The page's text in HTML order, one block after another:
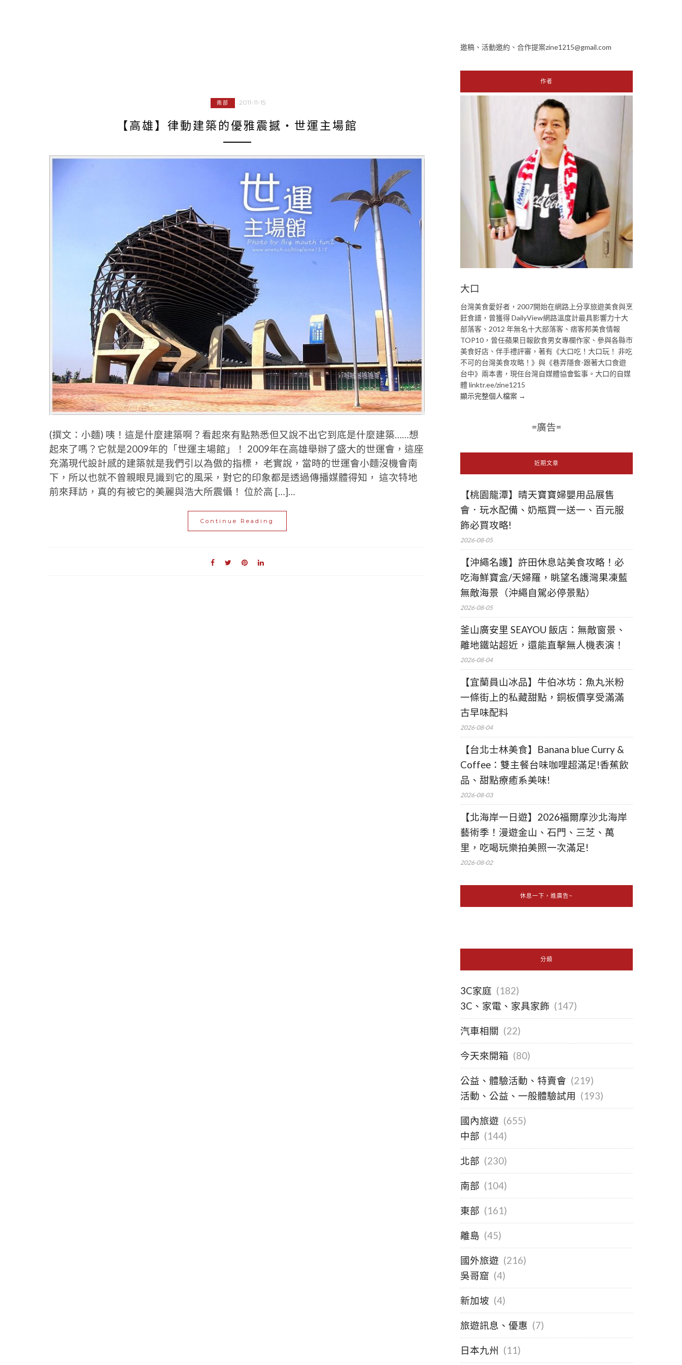
南部 2011-11-15
【高雄】律動建築的優雅震撼‧世運主場館
(撰文：小麵) 咦！這是什麼建築啊？看起來有點熟悉但又說不出它到底是什麼建築……想
起來了嗎？它就是2009年的「世運主場館」！ 2009年在高雄舉辦了盛大的世運會，這座
充滿現代設計感的建築就是我們引以為傲的指標， 老實說，當時的世運會小麵沒機會南
下，所以也就不曾親眼見識到它的風采，對它的印象都是透過傳播媒體得知， 這次特地
前來拜訪，真的有被它的美麗與浩大所震懾！ 位於高 […]…
Continue Reading
邀稿、活動邀約、合作提案zine1215@gmail.com
作者
大口
台灣美食愛好者，2007開始在網路上分享旅遊美食與烹
飪食譜，曾獲得 DailyView網路溫度計最具影響力十大
部落客、2012 年無名十大部落客、痞客邦美食情報
TOP10，曾任蘋果日報飲食男女專欄作家、參與各縣市
美食好店、伴手禮評審，著有《大口吃！大口玩！ 非吃
不可的台灣美食攻略！》與《巷弄隱食-跟著大口食遊
台中》兩本書，現任台灣自媒體協會監事。大口的自媒
體 linktr.ee/zine1215
顯示完整個人檔案 →
=廣告=
近期文章
【桃園龍潭】晴天寶寶婦嬰用品展售
會．玩水配備、奶瓶買一送一、百元服
飾必買攻略!
2026-08-05
【沖繩名護】許田休息站美食攻略！必
吃海鮮寶盒/天婦羅，眺望名護灣果凍藍
無敵海景（沖繩自駕必停景點）
2026-08-05
釜山廣安里 SEAYOU 飯店：無敵窗景、
離地鐵站超近，還能直擊無人機表演！
2026-08-04
【宜蘭員山冰品】牛伯冰坊：魚丸米粉
一條街上的私藏甜點，銅板價享受滿滿
古早味配料
2026-08-04
【台北士林美食】Banana blue Curry &
Coffee：雙主餐台味咖哩超滿足!香蕉飲
品、甜點療癒系美味!
2026-08-03
【北海岸一日遊】2026福爾摩沙北海岸
藝術季！漫遊金山、石門、三芝、萬
里，吃喝玩樂拍美照一次滿足!
2026-08-02
休息一下，進廣告~
分類
3C家庭 (182)
3C、家電、家具家飾 (147)
汽車相關 (22)
今天來開箱 (80)
公益、體驗活動、特賣會 (219)
活動、公益、一般體驗試用 (193)
國內旅遊 (655)
中部 (144)
北部 (230)
南部 (104)
東部 (161)
離島 (45)
國外旅遊 (216)
吳哥窟 (4)
新加坡 (4)
旅遊訊息、優惠 (7)
日本九州 (11)